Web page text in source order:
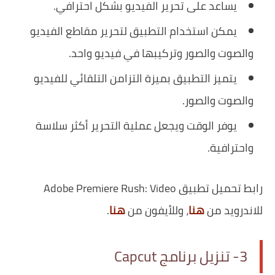
يساعد على تحرير الفيديو بشكل احترافي.
يمكن استخدام التطبيق لتحرير مقاطع الفيديو
والصوت والصور وتركيبها في فيديو واحد.
يتميز التطبيق بميزة التزامن التلقائي للفيديو
والصوت والصور.
يوفر الوقت ويجعل عملية التحرير أكثر سلاسة
واحترافية.
رابط تحميل تطبيق Adobe Premiere Rush: Video
للاندرويد منهنا، وللأيفون منهنا.
3- تنزيل برنامج Capcut